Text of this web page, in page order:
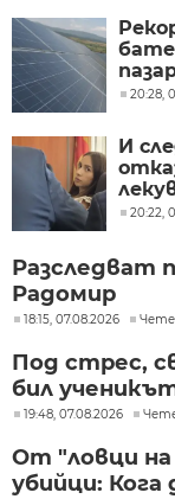
20:28,
И
20:22,
Разследват
Радомир
18:15, 07.08.2026 Чете
Под стрес,
бил
19:48, 07.08.2026
От "ловци
убийци: Кога